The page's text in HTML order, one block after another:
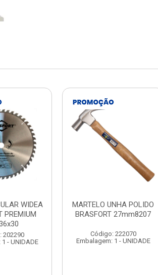
BRASFORT
231967
- UNIDADE
ADAPTADOR PARA
SOQUETE WAFT
Código: 235563
Embalagem: 1 - UNIDADE